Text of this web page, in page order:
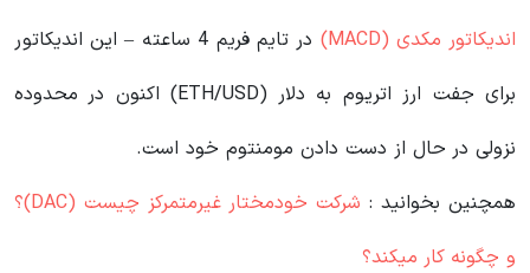
اندیکاتور مکدی (MACD)
در تایم فریم 4 ساعته – این اندیکاتور
برای جفت ارز اتریوم به دلار (ETH/USD) اکنون در محدوده
نزولی در حال از دست دادن مومنتوم خود است.
همچنین بخوانید :
شرکت خودمختار غیرمتمرکز چیست (DAC)؟
و چگونه کار میکند؟